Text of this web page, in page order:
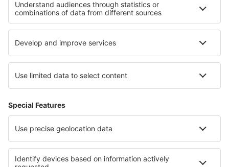
Politică cookie
Asistenţă şi contact
Țări
Siteuri internaționale